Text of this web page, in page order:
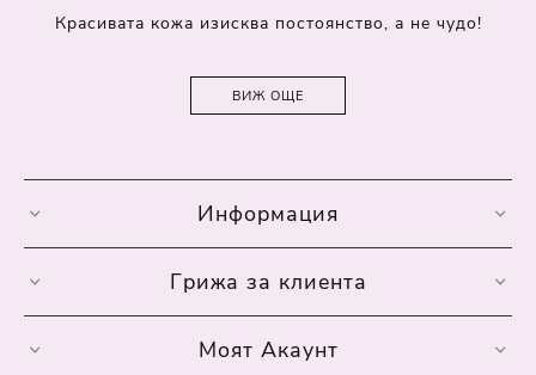
Красивата кожа изисква постоянство, а не чудо!
ВИЖ ОЩЕ
Информация
Грижа за клиента
Моят Акаунт